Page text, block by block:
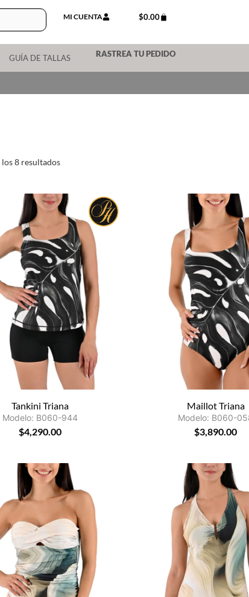
MI CUENTA $0.00
GUÍA DE TALLAS RASTREA TU PEDIDO
8 resultados
Tankini Triana
Modelo: B060-944
$4,290.00
Maillot Triana
Modelo: B060-
$3,890.00